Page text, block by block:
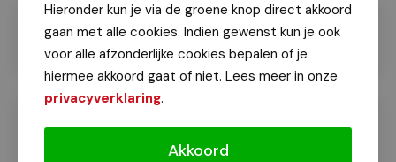
Hieronder kun je via de groene knop direct akkoord
gaan met alle cookies. Indien gewenst kun je ook
voor alle afzonderlijke cookies bepalen of je
hiermee akkoord gaat of niet. Lees meer in onze
privacyverklaring.
Akkoord
Huurteams bespaart huurders ruim
kwart miljoen euro